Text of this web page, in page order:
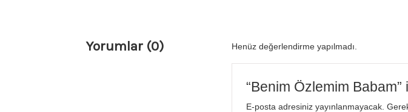
Yorumlar (0) Henüz değerlendirme yapılmadı.
“Benim Özlemim
E-posta adresiniz yayınlanmayacak.